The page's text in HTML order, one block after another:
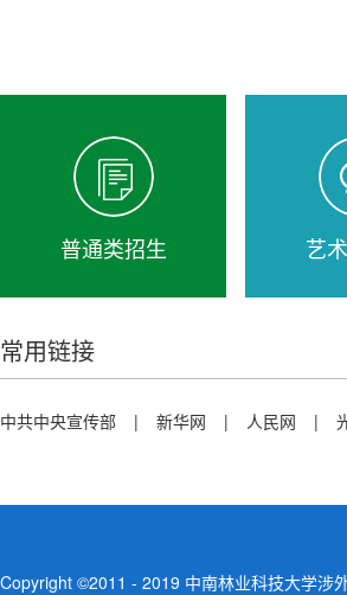
普通类招生 艺
常用链接
中共中央宣传部 | 新华网 | 人民网 |
Copyright ©2011 - 2019 中南林业科技大学涉